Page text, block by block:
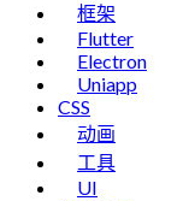
框架
Flutter
Electron
Uniapp
CSS
动画
工具
UI